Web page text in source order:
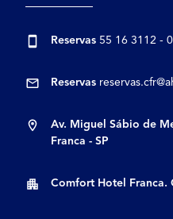
Reservas 55 16 3112 -
Reservas
Av. Miguel Sábio de
Franca - SP
Comfort Hotel Franca.